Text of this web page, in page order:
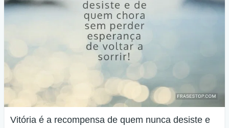
Vitória é a recompensa de quem nunca desiste e